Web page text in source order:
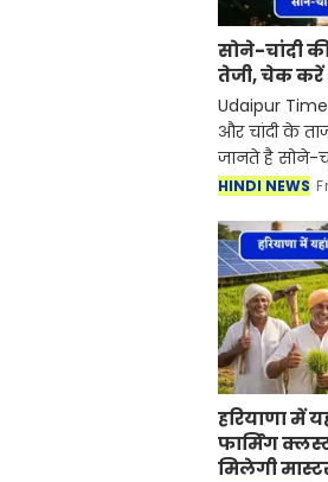
सोने-चांदी
तेजी, चेक करें
Udaipur
और चांदी के
जानते है सोने-
बदलाव आया
HINDI NEWS
हरियाणा में
फार्मिंग
मिलेगी